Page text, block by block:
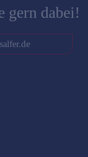
gern dabei!